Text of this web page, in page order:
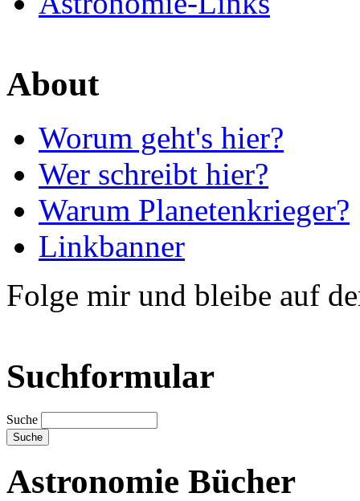
About
Worum geht's hier?
Wer schreibt hier?
Warum Planetenkrieger?
Linkbanner
Folge mir und bleibe auf
Suchformular
Suche
Astronomie Bücher